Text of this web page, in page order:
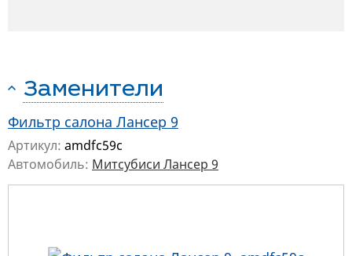
Заменители
Фильтр салона Лансер 9
Артикул: amdfc59c
Автомобиль: Митсубиси Лансер 9